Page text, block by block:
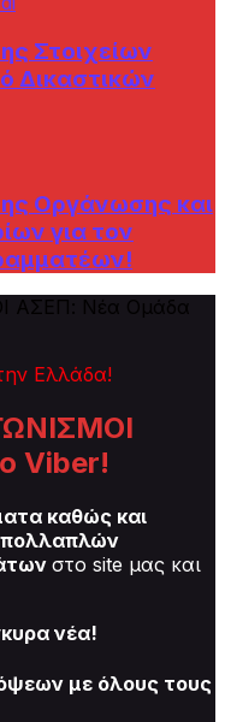
Στοιχείων
Δικαστικών
Οργάνωσης και
για τον
Ελλάδα!
Viber!
καθώς και
πολλαπλών
στο site μας και
νέα!
με όλους τους